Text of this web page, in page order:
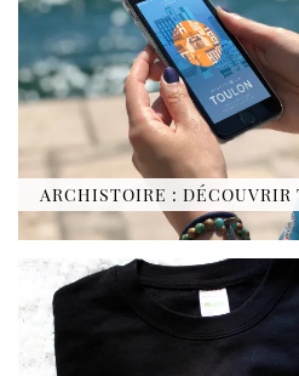
ARCHISTOIRE :